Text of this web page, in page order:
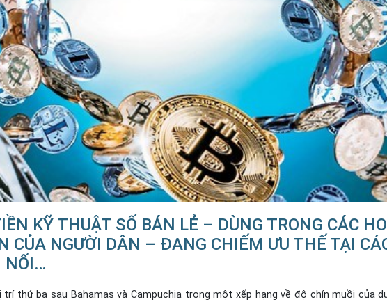
KỸ THUẬT SỐ BÁN LẺ – DÙNG TRONG CÁC
CỦA NGƯỜI DÂN – ĐANG CHIẾM ƯU THẾ TẠI
NỔI…
trí thứ ba sau Bahamas và Campuchia trong một xếp hạng về độ chín muồi của